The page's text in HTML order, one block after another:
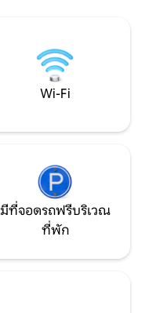
Wi-Fi
มีที่จอดรถฟรีบริเวณ
ที่พัก